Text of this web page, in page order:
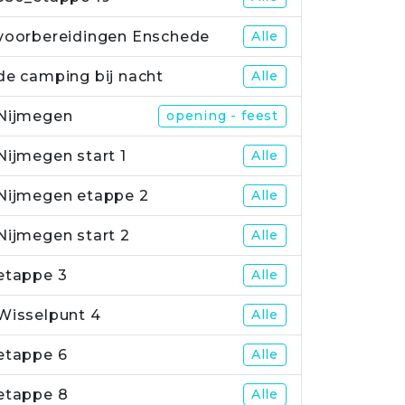
Enschede Alle
camping bij nacht Alle
opening - feest
start 1 Alle
etappe 2 Alle
start 2 Alle
3 Alle
4 Alle
6 Alle
8 Alle